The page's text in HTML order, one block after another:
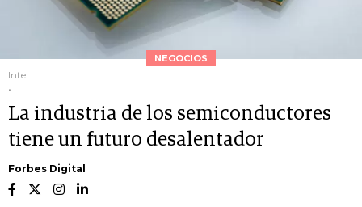
NEGOCIOS
Intel
.
La industria de los semiconductores
tiene un futuro desalentador
Forbes Digital